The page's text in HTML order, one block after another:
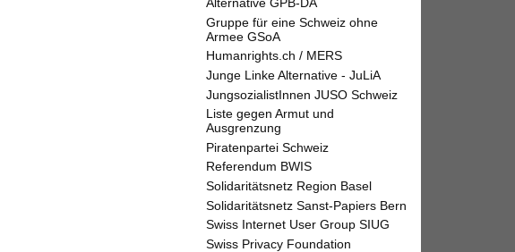
Alternative GPB-DA
Gruppe für eine Schweiz ohne
Armee GSoA
Humanrights.ch / MERS
Junge Linke Alternative - JuLiA
JungsozialistInnen JUSO Schweiz
Liste gegen Armut und
Ausgrenzung
Piratenpartei Schweiz
Referendum BWIS
Solidaritätsnetz Region Basel
Solidaritätsnetz Sanst-Papiers Bern
Swiss Internet User Group SIUG
Swiss Privacy Foundation